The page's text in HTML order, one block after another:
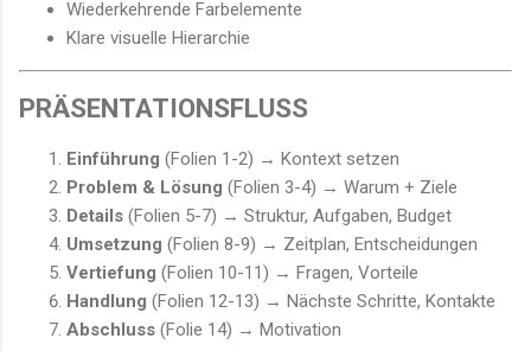
Wiederkehrende Farbelemente
Klare visuelle Hierarchie
PRÄSENTATIONSFLUSS
Einführung (Folien 1-2) → Kontext setzen
Problem & Lösung (Folien 3-4) → Warum + Ziele
Details (Folien 5-7) → Struktur, Aufgaben, Budget
Umsetzung (Folien 8-9) → Zeitplan, Entscheidungen
Vertiefung (Folien 10-11) → Fragen, Vorteile
Handlung (Folien 12-13) → Nächste Schritte, Kontakte
Abschluss (Folie 14) → Motivation